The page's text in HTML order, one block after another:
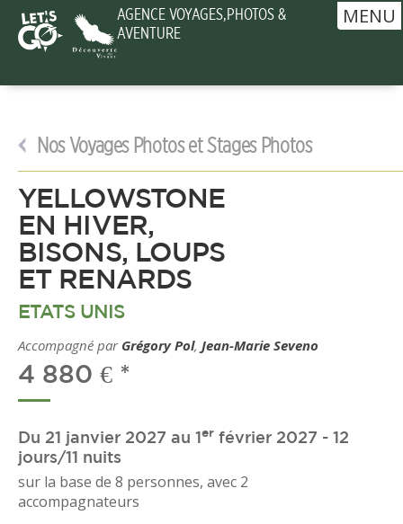
AGENCE VOYAGES,PHOTOS &
AVENTURE
MENU
Nos Voyages Photos et Stages Photos
YELLOWSTONE
EN HIVER,
BISONS, LOUPS
ET RENARDS
ETATS UNIS
Accompagné par Grégory Pol, Jean-Marie Seveno
4 880 € *
Du 21 janvier 2027 au 1 er février 2027 - 12
jours/11 nuits
sur la base de 8 personnes, avec 2
accompagnateurs